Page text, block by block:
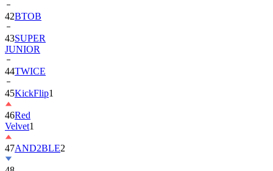
43SUPER
JUNIOR
44TWICE
45KickFlip
46Red
Velvet
47AND2BLE
48
朴